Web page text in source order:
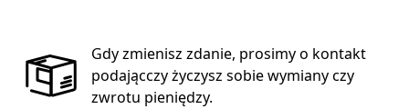
Gdy zmienisz zdanie, prosimy o kontakt
podającczy życzysz sobie wymiany czy
zwrotu pieniędzy.